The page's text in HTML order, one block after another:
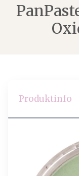
Produktinfo